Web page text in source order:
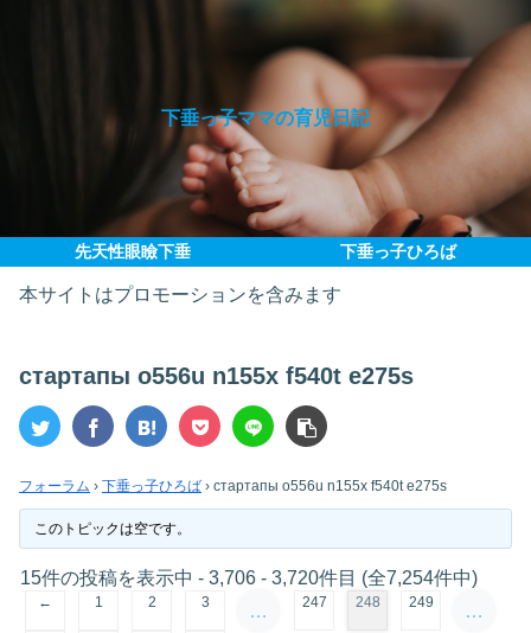
下垂っ子ママの育児日記
先天性眼瞼下垂 下垂っ子ひろば
本サイトはプロモーションを含みます
стартапы o556u n155x f540t e275s
フォーラム › 下垂っ子ひろば › стартапы o556u n155x f540t e275s
このトピックは空です。
15件の投稿を表示中 - 3,706 - 3,720件目 (全7,254件中)
← 1 2 3 … 247 248 249 …